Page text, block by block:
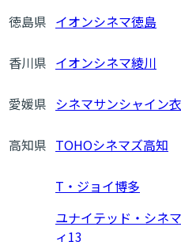
徳島県 イオンシネマ徳島
香川県 イオンシネマ綾川
愛媛県 シネマサンシャイン
高知県 TOHOシネマズ高知
T・ジョイ博多
ユナイテッド・シネ
ィ13